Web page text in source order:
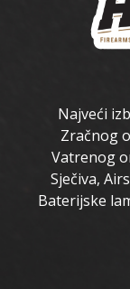
Najveći
Zračnog
Vatrenog
Sječiva,
Baterijske